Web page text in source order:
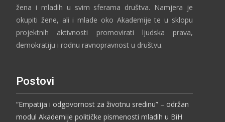
žena i mladih u svim sferama društva. Namjera je
okupiti žene, ali i mlade oko Akademije te u sklopu
projektnih aktivnosti promovirati ljudska prava,
demokratiju i rodnu ravnopravnost u društvu.
Postovi
“Empatija i odgovornost za životnu sredinu” – održan
modul Akademije političke pismenosti mladih u BiH